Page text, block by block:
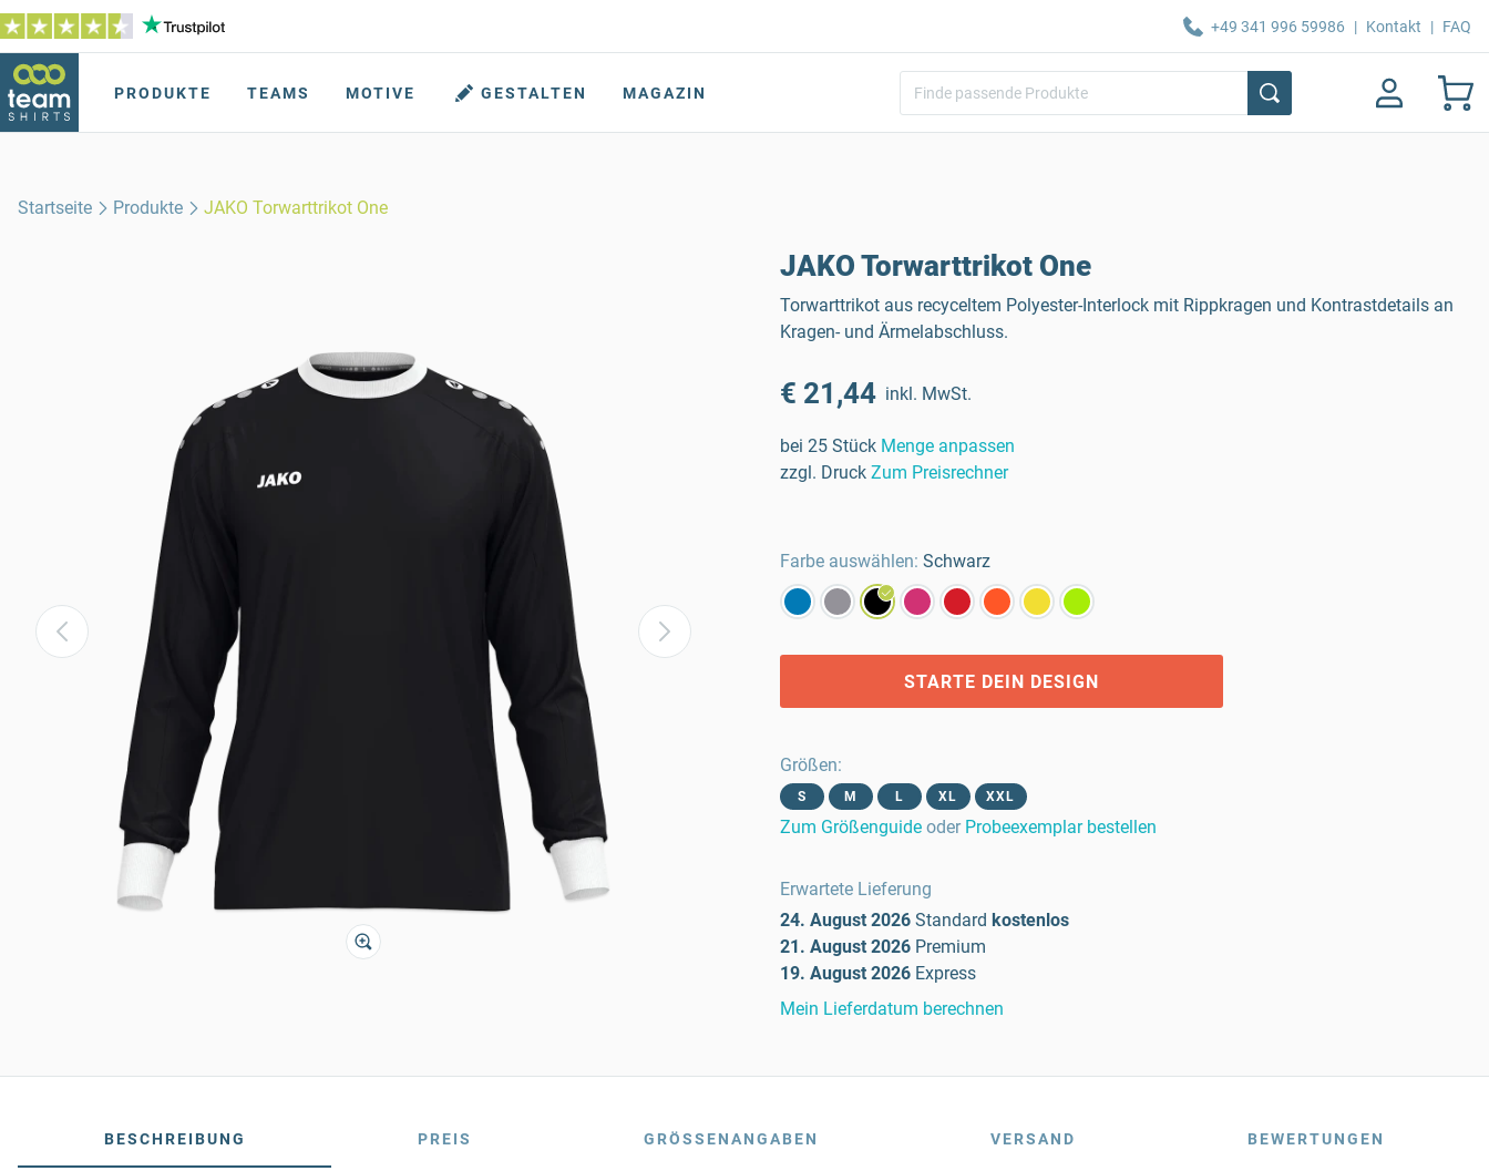
+49 341 996 59986 | Kontakt | FAQ
PRODUKTE TEAMS MOTIVE GESTALTEN MAGAZIN
Startseite Produkte JAKO Torwarttrikot One
JAKO Torwarttrikot One
Torwarttrikot aus recyceltem Polyester-Interlock mit Rippkragen und Kontrastdetails an
Kragen- und Ärmelabschluss.
€ 21,44 inkl. MwSt.
bei 25 Stück Menge anpassen
zzgl. Druck Zum Preisrechner
Farbe auswählen: Schwarz
STARTE DEIN DESIGN
Größen:
S M L XL XXL
Zum Größenguide oder Probeexemplar bestellen
Erwartete Lieferung
24. August 2026 Standard kostenlos
21. August 2026 Premium
19. August 2026 Express
Mein Lieferdatum berechnen
BESCHREIBUNG PREIS GRÖSSENANGABEN VERSAND BEWERTUNGEN